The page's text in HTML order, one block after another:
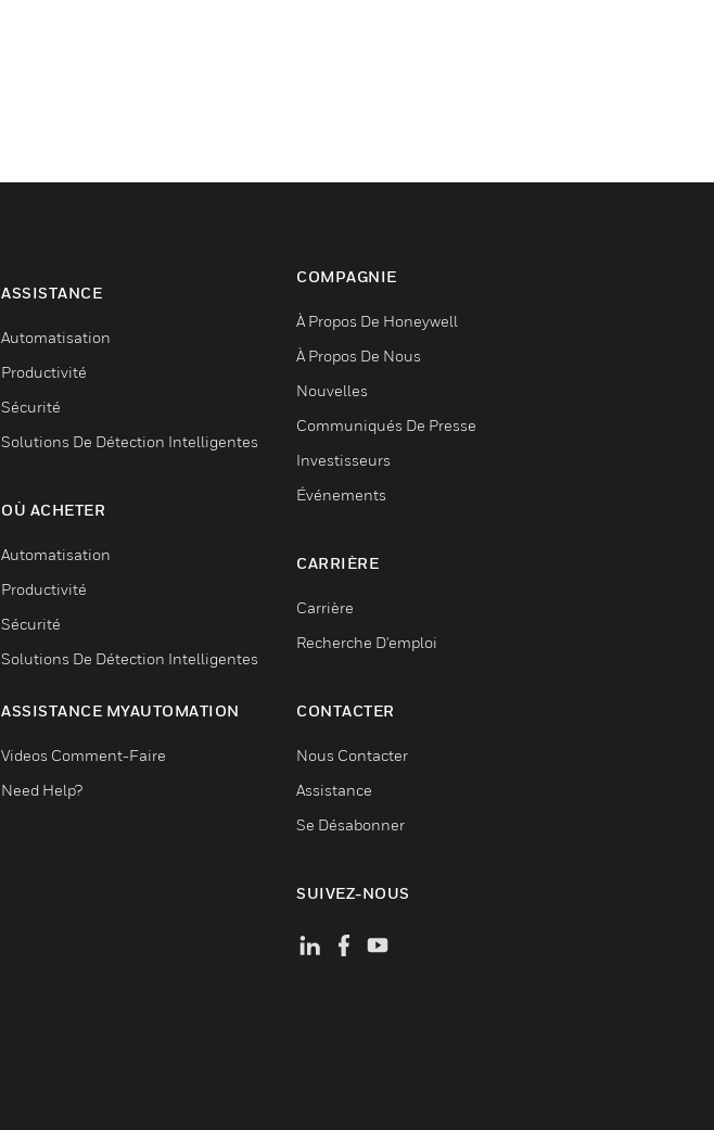
ASSISTANCE
Automatisation
Productivité
Sécurité
Solutions De Détection Intelligentes
OÙ ACHETER
Automatisation
Productivité
Sécurité
Solutions De Détection Intelligentes
ASSISTANCE MYAUTOMATION
Videos Comment-Faire
Need Help?
COMPAGNIE
À Propos De Honeywell
À Propos De Nous
Nouvelles
Communiqués De Presse
Investisseurs
Événements
CARRIÈRE
Carrière
Recherche D'emploi
CONTACTER
Nous Contacter
Assistance
Se Désabonner
SUIVEZ-NOUS